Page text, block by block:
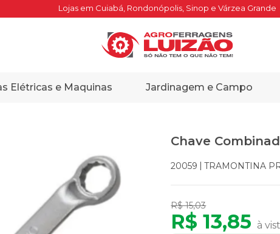
Lojas em Cuiabá, Rondonópolis, Sinop e Várzea Grande
Elétricas e Maquinas Jardinagem e Campo
Chave
20059 TRAMONTINA
R$ 15,03
R$ 13,85 à